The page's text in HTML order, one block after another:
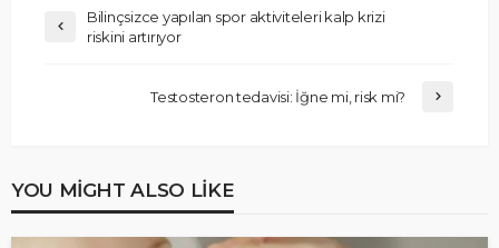
Bilinçsizce yapılan spor aktiviteleri kalp krizi
riskini artırıyor
Testosteron tedavisi: İğne mi, risk mi?
YOU MIGHT ALSO LIKE